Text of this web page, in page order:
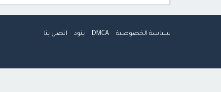
سياسة الخصوصية DMCA بنود اتصل بنا